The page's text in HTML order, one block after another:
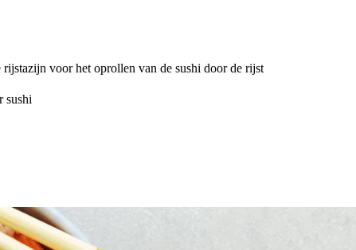
voor het oprollen van de sushi door de rijst
sushi